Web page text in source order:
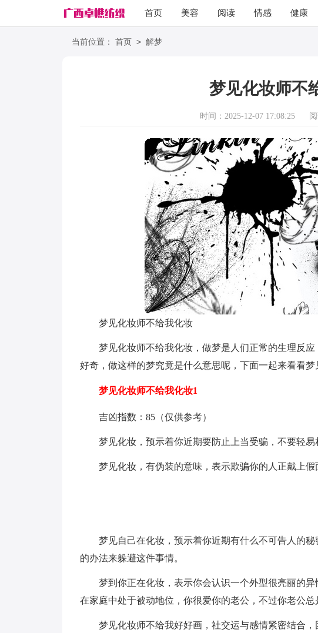
首页 美容 阅读 情感 健康
励志
当前位置： 首页 > 解梦
梦见化妆师不
时间：2025-12-07 17:08:25
梦见化妆师不给我化妆
梦见化妆师不给我化妆，做梦是人们正常的生理反
好奇，做这样的梦究竟是什么意思呢，下面一起来看看梦
梦见化妆师不给我化妆1
吉凶指数：85（仅供参考）
梦见化妆，预示着你近期要防止上当受骗，不要轻易
梦见化妆，有伪装的意味，表示欺骗你的人正戴上假
梦见自己在化妆，预示着你近期有什么不可告人的
的办法来躲避这件事情。
梦到你正在化妆，表示你会认识一个外型很亮丽的
在家庭中处于被动地位，你很爱你的老公，不过你老公总
梦见化妆师不给我好好画，社交运与感情紧密结合